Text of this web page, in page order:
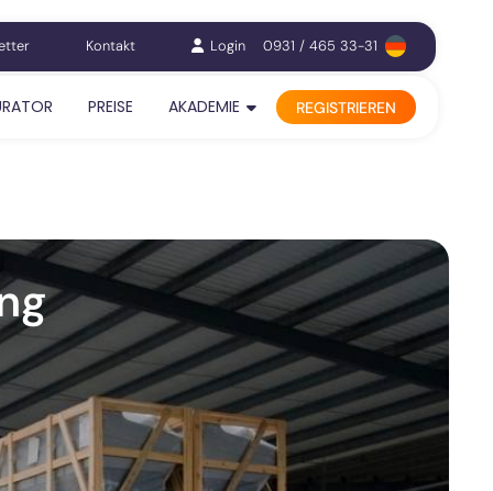
0931 / 465 33-31
Kontakt Login
PREISE AKADEMIE REGISTRIEREN